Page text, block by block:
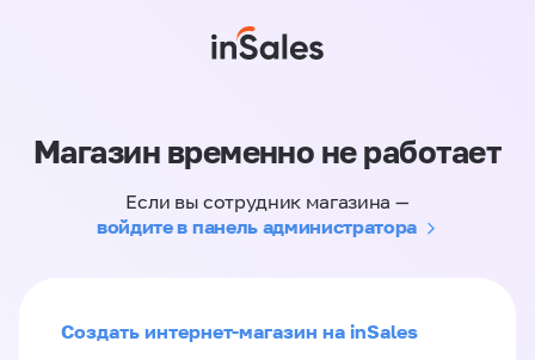
Магазин временно не работает
Если вы сотрудник магазина —
войдите в панель администратора
Создать интернет-магазин на inSales